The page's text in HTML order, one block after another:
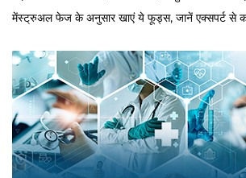
मेंस्ट्रुअल फेज के अनुसार खाएं ये फूड्स, जानें एक्सपर्ट से